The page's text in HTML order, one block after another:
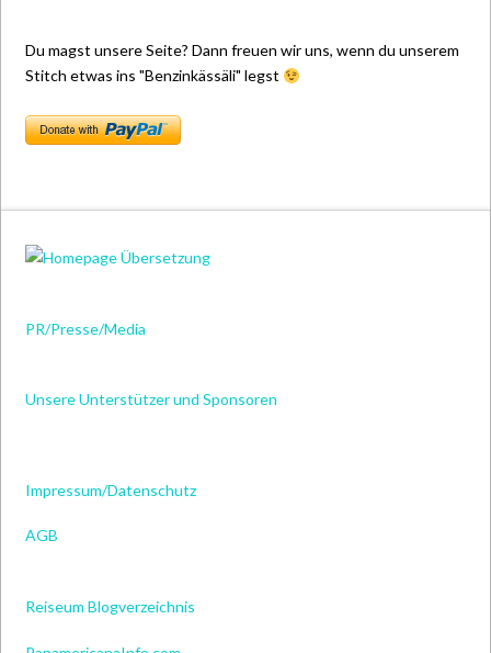
Du magst unsere Seite? Dann freuen wir uns, wenn du unserem
Stitch etwas ins "Benzinkässäli" legst
PR/Presse/Media
Unsere Unterstützer und Sponsoren
Impressum/Datenschutz
AGB
Reiseum Blogverzeichnis